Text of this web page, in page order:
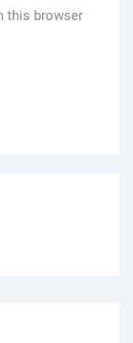
this browser